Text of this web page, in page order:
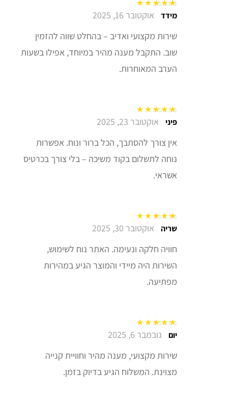
דורג5מתוך 5מידד אוקטובר 16, 2025
שירות מקצועי ואדיב – בהחלט שווה להזמין
שוב. התקבל מענה מהיר במיוחד, אפילו בשעות
הערב המאוחרות.
דורג5מתוך 5 פיני אוקטובר 23, 2025
אין צורך להסתבך, הכל ברור ונוח. אפשרות
נוחה לתשלום בקוד משיכה – בלי צורך בכרטיס
אשראי.
דורג5מתוך 5שריה אוקטובר 30, 2025
חוויה חלקה ונעימה. האתר נוח לשימוש,
השירות היה מיידי והמוצר הגיע במהירות
מפתיעה.
דורג5 מתוך 5 יום נובמבר 6, 2025
שירות מקצועי, מענה מהיר וחוויית קנייה
מצוינת. המשלוח הגיע בדיוק בזמן.